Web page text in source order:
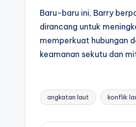
Baru-baru ini, Barry
dirancang untuk
memperkuat hubungan
keamanan sekutu dan
Tags:
angkatan laut konflik